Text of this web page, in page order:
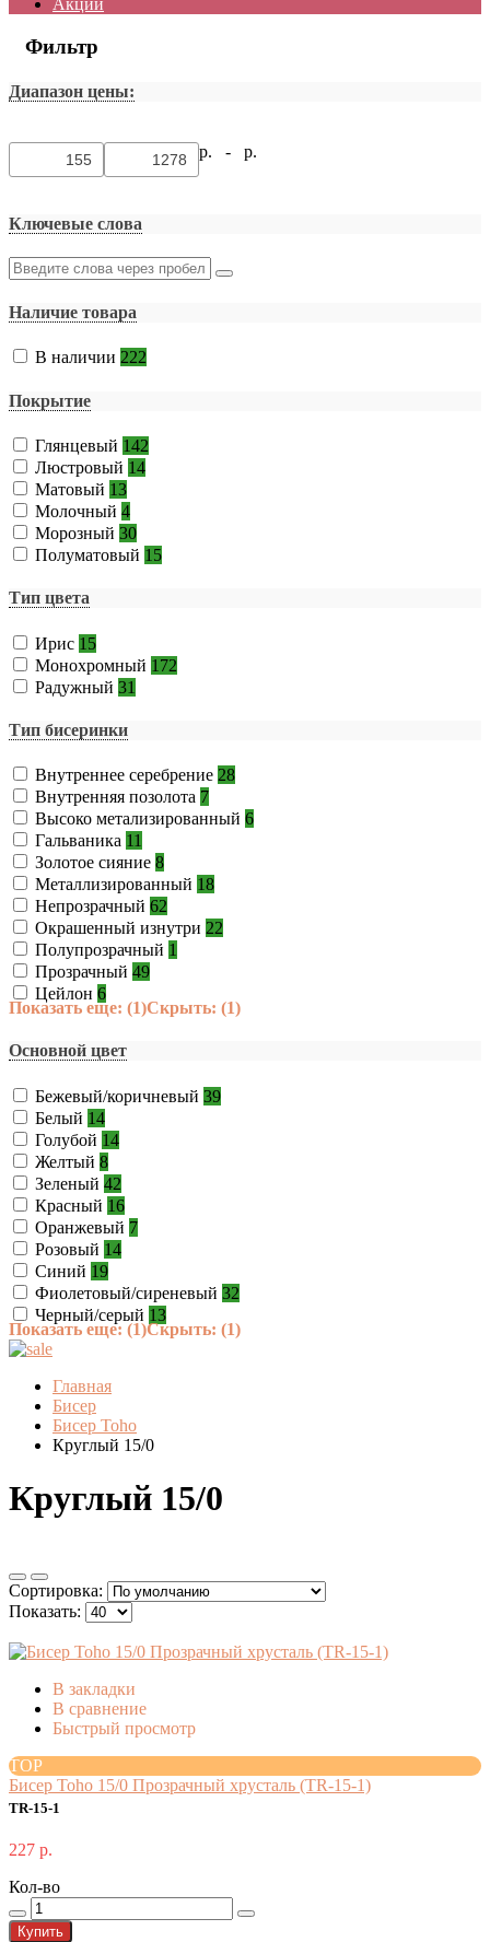
Акции
Фильтр
Диапазон цены:
р. - р.
Ключевые слова
Наличие товара
В наличии 222
Покрытие
Глянцевый 142
Люстровый 14
Матовый 13
Молочный 4
Морозный 30
Полуматовый 15
Тип цвета
Ирис 15
Монохромный 172
Радужный 31
Тип бисеринки
Внутреннее серебрение 28
Внутренняя позолота 7
Высоко метализированный 6
Гальваника 11
Золотое сияние 8
Металлизированный 18
Непрозрачный 62
Окрашенный изнутри 22
Полупрозрачный 1
Прозрачный 49
Цейлон 6
Показать еще: (1)Скрыть: (1)
Основной цвет
Бежевый/коричневый 39
Белый 14
Голубой 14
Желтый 8
Зеленый 42
Красный 16
Оранжевый 7
Розовый 14
Синий 19
Фиолетовый/сиреневый 32
Черный/серый 13
Показать еще: (1)Скрыть: (1)
Главная
Бисер
Бисер Toho
Круглый 15/0
Круглый 15/0
Сортировка:
Показать:
В закладки
В сравнение
Быстрый просмотр
TOP
Бисер Toho 15/0 Прозрачный хрусталь (TR-15-1)
TR-15-1
227 р.
Кол-во
Купить